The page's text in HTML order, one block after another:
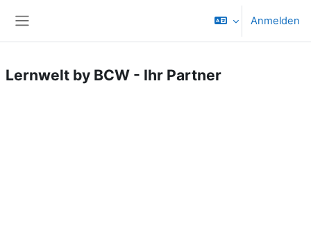
Anmelden
Lernwelt by BCW - Ihr Partner